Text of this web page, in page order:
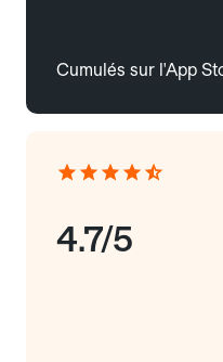
Cumulés sur l'App
4.7/5